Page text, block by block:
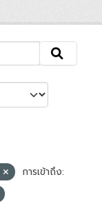
การเข้าถึง: